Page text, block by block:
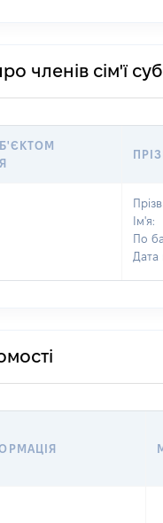
членів сім'ї
Ім'я:
По
Дата